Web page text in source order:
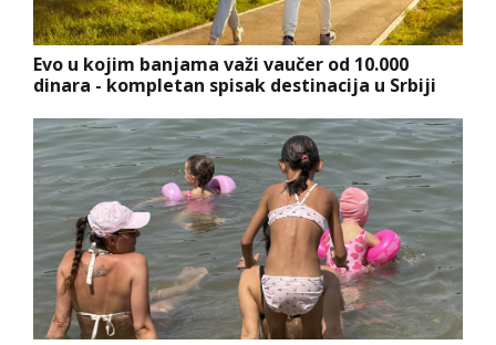
Evo u kojim banjama važi vaučer od 10.000
dinara - kompletan spisak destinacija u Srbiji